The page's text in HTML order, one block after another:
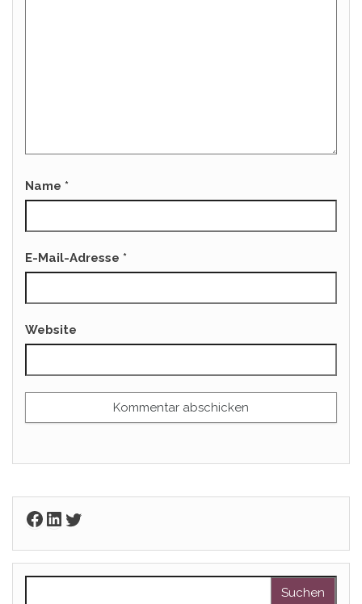
Name *
E-Mail-Adresse *
Website
Facebook
LinkedIn
Twitter